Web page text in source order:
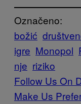
Označeno:
božić
igre Monopol
nje riziko
Follow Us On
Make Us